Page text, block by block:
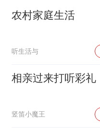
我
感
奋
农村家庭生活
听生活与
相亲过来打听彩礼
竖笛小魔王